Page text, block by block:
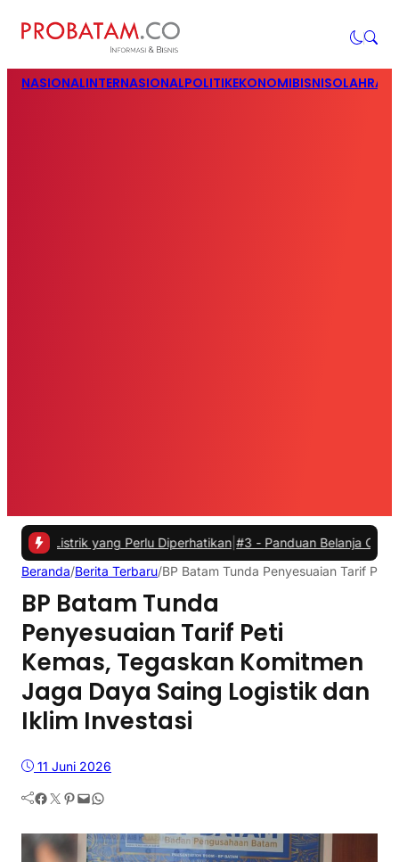
NASIONALINTERNASIONALPOLITIKEKONOMIBISNIS
yang Perlu Diperhatikan|#3 -Panduan Belanja Online Cerdas:
Beranda/Berita Terbaru/BP Batam Tunda Penyesuaian Tarif
BP Batam Tunda
Penyesuaian Tarif Peti
Kemas, Tegaskan Komitmen
Jaga Daya Saing Logistik dan
Iklim Investasi
11 Juni 2026
Facebook Twitter Pinterest Mail WhatsApp